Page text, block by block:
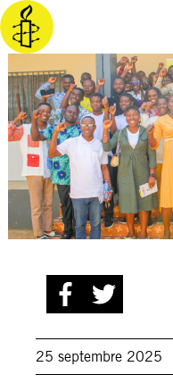
Aller
au
contenu
25 septembre 2025